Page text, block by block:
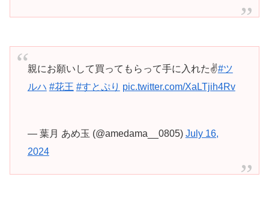
親にお願いして買ってもらって手に入れた✌️#ツ
ルハ #花王 #すとぷり pic.twitter.com/XaLTjih4Rv
— 葉月 あめ玉 (@amedama__0805) July 16,
2024